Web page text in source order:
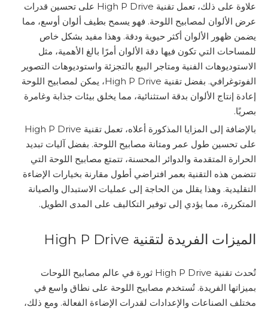
علاوة على ذلك، تعمل تقنية High P Drive على تحسين قدرات
عرض الألوان لمصابيح اللوحة. فهو يسمح بطيف ألوان أوسع، مما
يضمن ظهور الألوان أكثر حيوية ودقة. وهذا مفيد بشكل خاص
للمساحات التي تكون فيها دقة الألوان أمرًا بالغ الأهمية، مثل
الاستوديوهات الفنية ومتاجر البيع بالتجزئة واستوديوهات التصوير
الفوتوغرافي. بفضل تقنية High P Drive، يمكن لمصابيح اللوحة
إعادة إنتاج الألوان بدقة استثنائية، مما يخلق بيئات جذابة وغامرة
بصريًا.
بالإضافة إلى المزايا المذكورة أعلاه، تعمل تقنية High P Drive
على تحسين طول عمر ومتانة مصابيح اللوحة. بفضل آليات تبديد
الحرارة المتقدمة والدوائر المحسنة، تتمتع مصابيح اللوحة التي
تتضمن هذه التقنية بعمر افتراضي أطول مقارنة بخيارات الإضاءة
التقليدية. وهذا يقلل من الحاجة إلى عمليات الاستبدال والصيانة
المتكررة، مما يؤدي إلى توفير التكاليف على المدى الطويل.
الميزات الفريدة لتقنية High P Drive
تُحدث تقنية High P Drive ثورة في عالم مصابيح اللوحات
بميزاتها الفريدة. تُستخدم مصابيح اللوحة على نطاق واسع في
مختلف الصناعات والإعدادات لقدرات الإضاءة الفعالة. ومع ذلك،